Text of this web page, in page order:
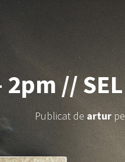
2pm //
Publicat de arturpe